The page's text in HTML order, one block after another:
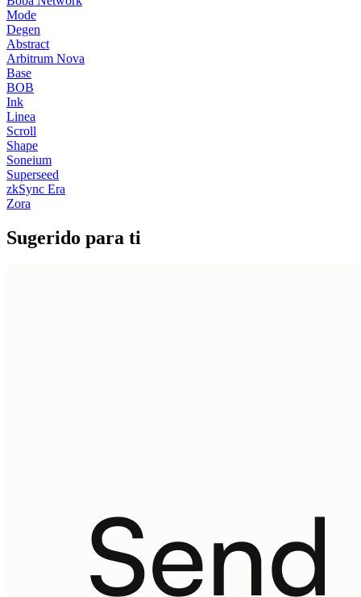
Mode
Degen
Abstract
Arbitrum Nova
Base
BOB
Ink
Linea
Scroll
Shape
Soneium
Superseed
zkSync Era
Zora
Sugerido para ti